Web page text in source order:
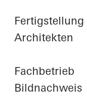
Fertigstellung
Architekten
Fachbetrieb
Bildnachweis